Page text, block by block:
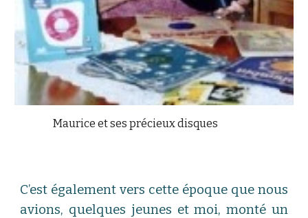
Maurice et ses précieux disques
C’est également vers cette époque que nous
avions, quelques jeunes et moi, monté un